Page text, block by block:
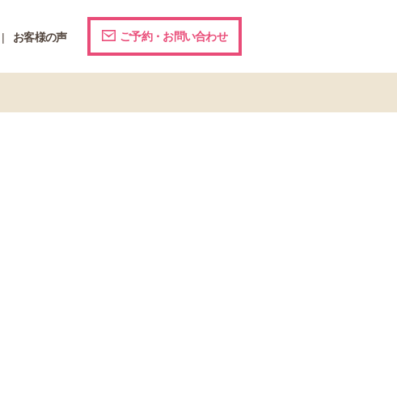
お客様の声 ご予約・お問い合わせ